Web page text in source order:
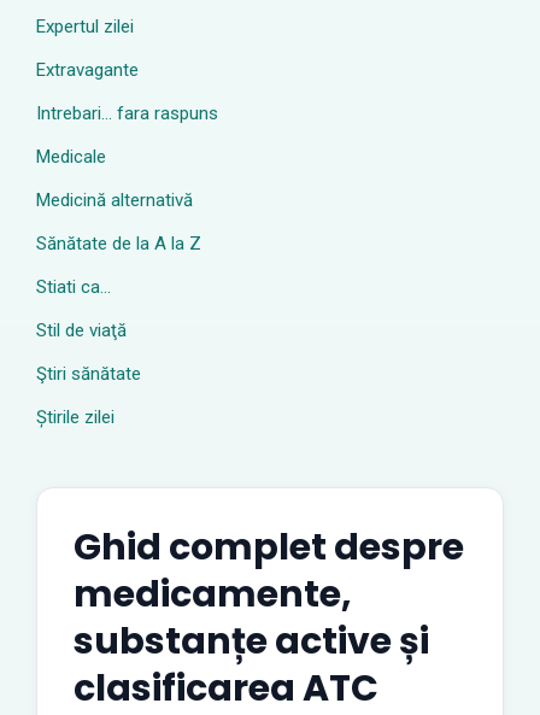
Expertul zilei
Extravagante
Intrebari… fara raspuns
Medicale
Medicină alternativă
Sănătate de la A la Z
Stiati ca…
Stil de viaţă
Ştiri sănătate
Știrile zilei
Ghid complet despre
medicamente,
substanțe active și
clasificarea ATC